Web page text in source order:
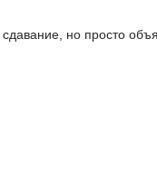
но просто